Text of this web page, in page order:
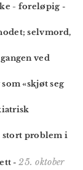
- foreløpig -
selvmord,
ved
«skjøt seg
stort problem i
-25. oktober